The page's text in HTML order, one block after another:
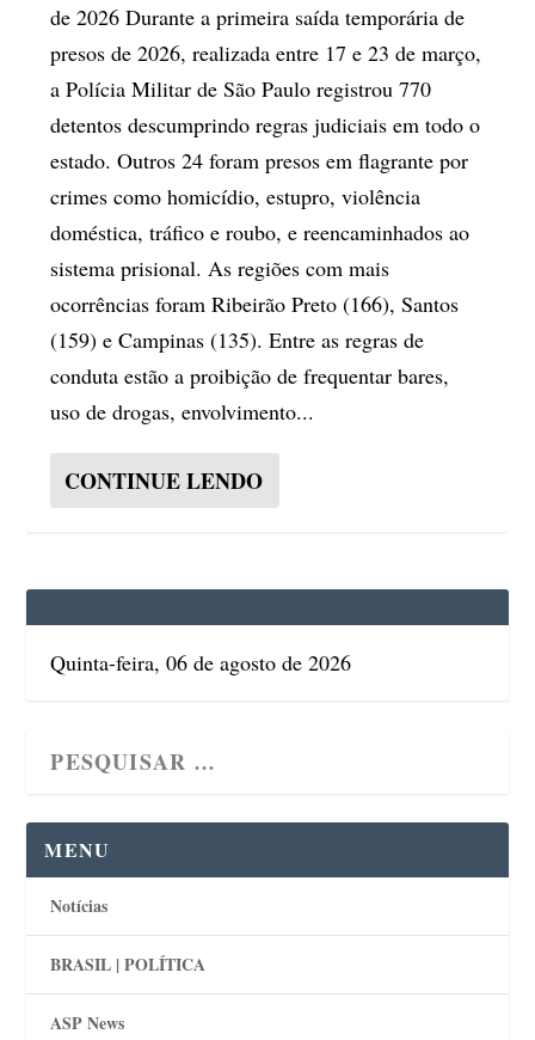
de 2026 Durante a primeira saída temporária de
presos de 2026, realizada entre 17 e 23 de março,
a Polícia Militar de São Paulo registrou 770
detentos descumprindo regras judiciais em todo o
estado. Outros 24 foram presos em flagrante por
crimes como homicídio, estupro, violência
doméstica, tráfico e roubo, e reencaminhados ao
sistema prisional. As regiões com mais
ocorrências foram Ribeirão Preto (166), Santos
(159) e Campinas (135). Entre as regras de
conduta estão a proibição de frequentar bares,
uso de drogas, envolvimento...
CONTINUE LENDO
Quinta-feira, 06 de agosto de 2026
MENU
Notícias
BRASIL | POLÍTICA
ASP News